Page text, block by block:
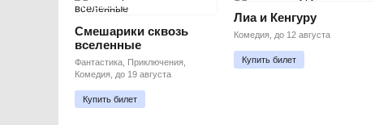
ПРЕМЬЕРА
Смешарики сквозь
вселенные
Фантастика, Приключения,
Комедия, до 19 августа
Купить билет
Лиа и Кенгуру
Комедия, до 12 августа
Купить билет